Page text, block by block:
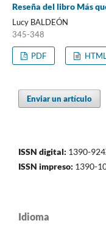
Reseña del libro Más
Lucy BALDEÓN
345-348
PDF
Enviar un artículo
ISSN digital: 1390-
ISSN impreso: 1390-
Idioma